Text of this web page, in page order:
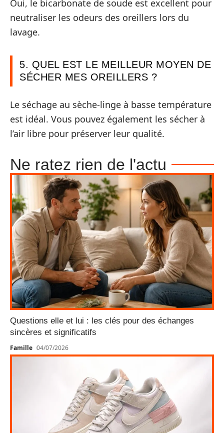
Oui, le bicarbonate de soude est excellent pour
neutraliser les odeurs des oreillers lors du
lavage.
5. QUEL EST LE MEILLEUR MOYEN DE
SÉCHER MES OREILLERS ?
Le séchage au sèche-linge à basse température
est idéal. Vous pouvez également les sécher à
l’air libre pour préserver leur qualité.
Ne ratez rien de l'actu
Questions elle et lui : les clés pour des échanges
sincères et significatifs
Famille 04/07/2026